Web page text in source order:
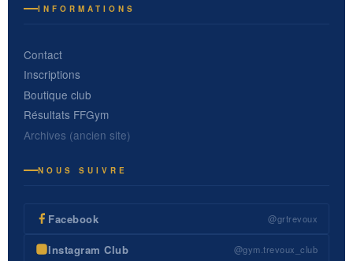
INFORMATIONS
Contact
Inscriptions
Boutique club
Résultats FFGym
Archives (ancien site)
NOUS SUIVRE
Facebook @grtrevoux
Instagram Club @gym.trevoux_club